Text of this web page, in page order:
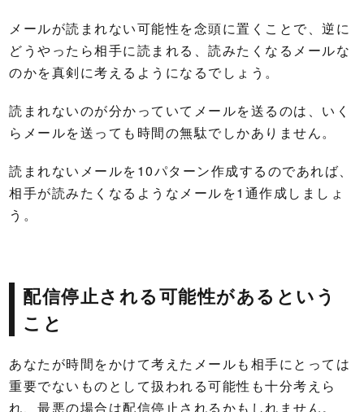
メールが読まれない可能性を念頭に置くことで、逆に
どうやったら相手に読まれる、読みたくなるメールな
のかを真剣に考えるようになるでしょう。
読まれないのが分かっていてメールを送るのは、いく
らメールを送っても時間の無駄でしかありません。
読まれないメールを10パターン作成するのであれば、
相手が読みたくなるようなメールを1通作成しましょ
う。
配信停止される可能性があるという
こと
あなたが時間をかけて考えたメールも相手にとっては
重要でないものとして扱われる可能性も十分考えら
れ、最悪の場合は配信停止されるかもしれません。